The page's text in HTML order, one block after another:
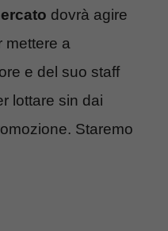
dovrà agire
mettere a
e del suo staff
lottare sin dai
Staremo